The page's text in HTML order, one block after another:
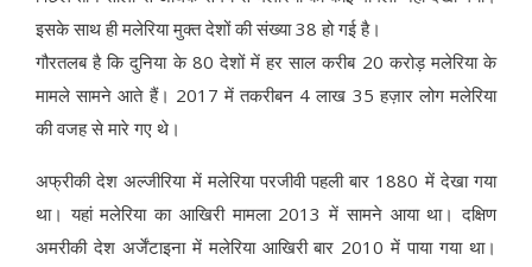
इसके साथ ही मलेरिया मुक्त देशों की संख्या 38 हो गई है।
गौरतलब है कि दुनिया के 80 देशों में हर साल करीब 20 करोड़ मलेरिया के
मामले सामने आते हैं। 2017 में तकरीबन 4 लाख 35 हज़ार लोग मलेरिया
की वजह से मारे गए थे।
अफ्रीकी देश अल्जीरिया में मलेरिया परजीवी पहली बार 1880 में देखा गया
था। यहां मलेरिया का आखिरी मामला 2013 में सामने आया था। दक्षिण
अमरीकी देश अर्जेंटाइना में मलेरिया आखिरी बार 2010 में पाया गया था।